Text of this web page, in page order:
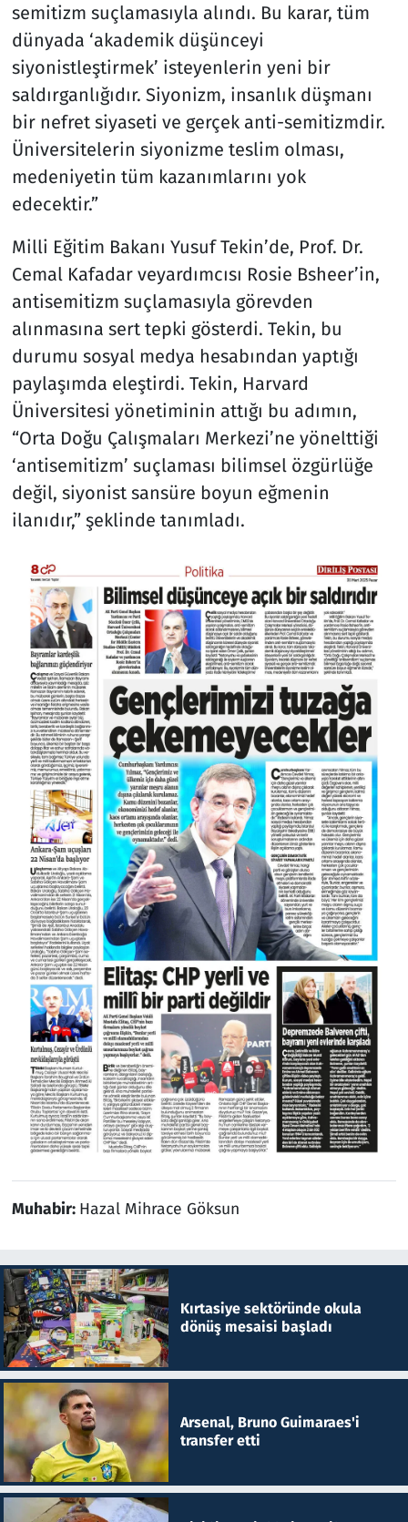
semitizm suçlamasıyla alındı. Bu karar, tüm
dünyada ‘akademik düşünceyi
siyonistleştirmek’ isteyenlerin yeni bir
saldırganlığıdır. Siyonizm, insanlık düşmanı
bir nefret siyaseti ve gerçek anti-semitizmdir.
Üniversitelerin siyonizme teslim olması,
medeniyetin tüm kazanımlarını yok
edecektir.”
Milli Eğitim Bakanı Yusuf Tekin’de, Prof. Dr.
Cemal Kafadar veyardımcısı Rosie Bsheer’in,
antisemitizm suçlamasıyla görevden
alınmasına sert tepki gösterdi. Tekin, bu
durumu sosyal medya hesabından yaptığı
paylaşımda eleştirdi. Tekin, Harvard
Üniversitesi yönetiminin attığı bu adımın,
“Orta Doğu Çalışmaları Merkezi’ne yönelttiği
‘antisemitizm’ suçlaması bilimsel özgürlüğe
değil, siyonist sansüre boyun eğmenin
ilanıdır,” şeklinde tanımladı.
Muhabir: Hazal Mihrace Göksun
Kırtasiye sektöründe okula
dönüş mesaisi başladı
Arsenal, Bruno Guimaraes'i
transfer etti